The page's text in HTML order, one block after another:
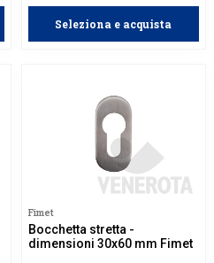
Seleziona e acquista
Fimet
Bocchetta stretta -
dimensioni 30x60 mm Fimet